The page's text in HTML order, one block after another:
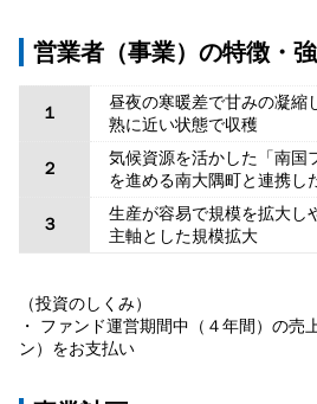
営業者（事業）の特徴・
１
昼夜の寒暖差で甘みの凝縮
熟に近い状態で収穫
２
気候資源を活かした「南国
を進める南大隅町と連携し
３
生産が容易で規模を拡大し
主軸とした規模拡大
（投資のしくみ）
・ ファンド運営期間中（４年間）の売
ン）をお支払い